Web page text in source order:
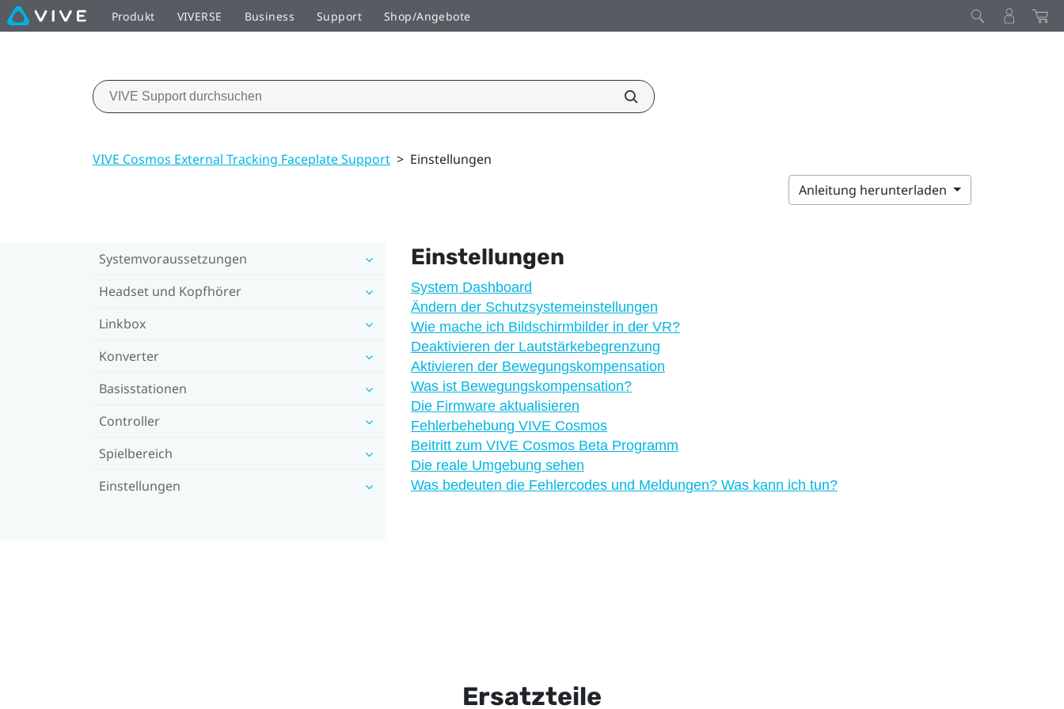
Produkt VIVERSE Business Support Shop/Angebote
VIVE Cosmos External Tracking Faceplate Support > Einstellungen
Anleitung herunterladen
Systemvoraussetzungen
Headset und Kopfhörer
Linkbox
Konverter
Basisstationen
Controller
Spielbereich
Einstellungen
Einstellungen
System Dashboard
Ändern der Schutzsystemeinstellungen
Wie mache ich Bildschirmbilder in der VR?
Deaktivieren der Lautstärkebegrenzung
Aktivieren der Bewegungskompensation
Was ist Bewegungskompensation?
Die Firmware aktualisieren
Fehlerbehebung VIVE Cosmos
Beitritt zum VIVE Cosmos Beta Programm
Die reale Umgebung sehen
Was bedeuten die Fehlercodes und Meldungen? Was kann ich tun?
Ersatzteile